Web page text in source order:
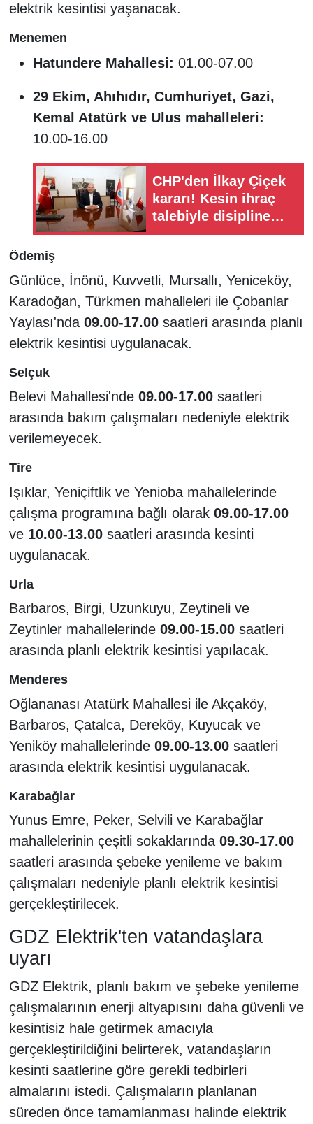
elektrik kesintisi yaşanacak.
Menemen
Hatundere Mahallesi: 01.00-07.00
29 Ekim, Ahıhıdır, Cumhuriyet, Gazi,
Kemal Atatürk ve Ulus mahalleleri:
10.00-16.00
CHP'den İlkay Çiçek
kararı! Kesin ihraç
talebiyle disipline
sevk edildi
Ödemiş
Günlüce, İnönü, Kuvvetli, Mursallı, Yeniceköy,
Karadoğan, Türkmen mahalleleri ile Çobanlar
Yaylası'nda 09.00-17.00saatleri arasında planlı
elektrik kesintisi uygulanacak.
Selçuk
Belevi Mahallesi'nde 09.00-17.00saatleri
arasında bakım çalışmaları nedeniyle elektrik
verilemeyecek.
Tire
Işıklar, Yeniçiftlik ve Yenioba mahallelerinde
çalışma programına bağlı olarak 09.00-17.00
ve 10.00-13.00saatleri arasında kesinti
uygulanacak.
Urla
Barbaros, Birgi, Uzunkuyu, Zeytineli ve
Zeytinler mahallelerinde 09.00-15.00saatleri
arasında planlı elektrik kesintisi yapılacak.
Menderes
Oğlananası Atatürk Mahallesi ile Akçaköy,
Barbaros, Çatalca, Dereköy, Kuyucak ve
Yeniköy mahallelerinde 09.00-13.00saatleri
arasında elektrik kesintisi uygulanacak.
Karabağlar
Yunus Emre, Peker, Selvili ve Karabağlar
mahallelerinin çeşitli sokaklarında 09.30-17.00
saatleri arasında şebeke yenileme ve bakım
çalışmaları nedeniyle planlı elektrik kesintisi
gerçekleştirilecek.
GDZ Elektrik'ten vatandaşlara
uyarı
GDZ Elektrik, planlı bakım ve şebeke yenileme
çalışmalarının enerji altyapısını daha güvenli ve
kesintisiz hale getirmek amacıyla
gerçekleştirildiğini belirterek, vatandaşların
kesinti saatlerine göre gerekli tedbirleri
almalarını istedi. Çalışmaların planlanan
süreden önce tamamlanması halinde elektrik